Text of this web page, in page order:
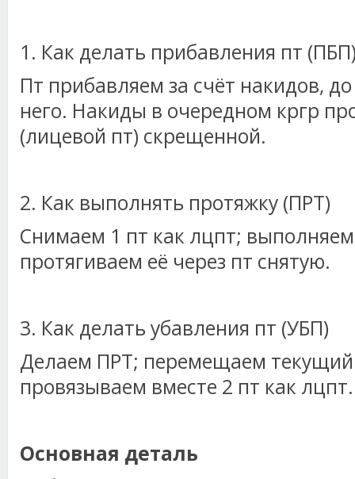
1. Как делать прибавления пт
Пт прибавляем за счёт накидов,
него. Накиды в очередном кргр
(лицевой пт) скрещенной.
2. Как выполнять протяжку (ПРТ)
Снимаем 1 пт как лцпт;
протягиваем её через пт снятую.
3. Как делать убавления пт (УБП)
Делаем ПРТ; перемещаем
провязываем вместе 2 пт как лцпт.
Основная деталь